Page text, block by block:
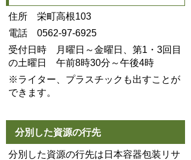
住所 栄町高根103
電話 0562-97-6925
受付日時 月曜日～金曜日、第1・3回目
の土曜日 午前8時30分～午後4時
※ライター、プラスチックも出すことが
できます。
分別した資源の行先
分別した資源の行先は 日本容器包装リサ